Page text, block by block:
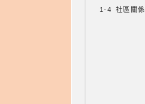
1-4 社區關係